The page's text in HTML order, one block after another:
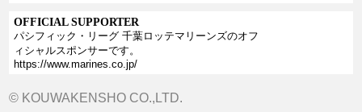
OFFICIAL SUPPORTER
パシフィック・リーグ 千葉ロッテマリーンズのオフ
ィシャルスポンサーです。
https://www.marines.co.jp/
© KOUWAKENSHO CO.,LTD.